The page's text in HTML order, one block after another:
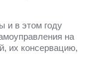
и в этом году
на
их консервацию,